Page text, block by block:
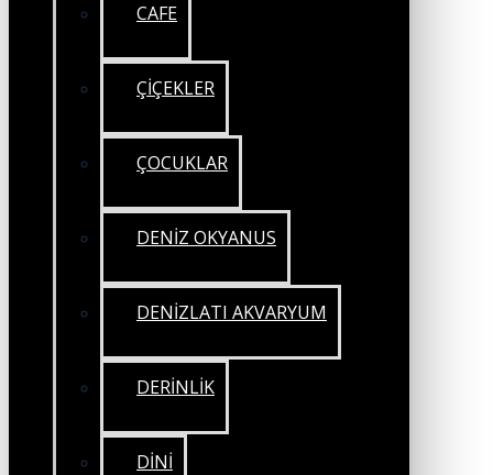
CAFE
ÇİÇEKLER
ÇOCUKLAR
DENİZ OKYANUS
DENİZLATI AKVARYUM
DERİNLİK
DİNİ